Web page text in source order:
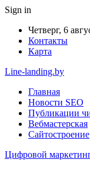
Sign in
Четверг, 6
Контакты
Карта
Line-landing.by
Главная
Новости SEO
Публикации
Вебмастерская
Сайтостроение
Цифровой